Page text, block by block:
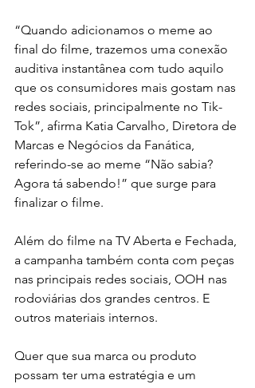
“Quando adicionamos o meme ao
final do filme, trazemos uma conexão
auditiva instantânea com tudo aquilo
que os consumidores mais gostam nas
redes sociais, principalmente no Tik-
Tok”, afirma Katia Carvalho, Diretora de
Marcas e Negócios da Fanática,
referindo-se ao meme “Não sabia?
Agora tá sabendo!” que surge para
finalizar o filme.
Além do filme na TV Aberta e Fechada,
a campanha também conta com peças
nas principais redes sociais, OOH nas
rodoviárias dos grandes centros. E
outros materiais internos.
Quer que sua marca ou produto
possam ter uma estratégia e um